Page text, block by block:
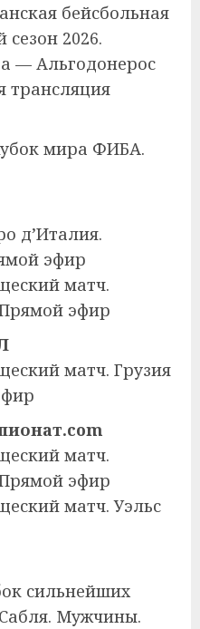
бейсбольная
сезон 2026.
— Альгодонерос
трансляция
мира ФИБА.
д’Италия.
эфир
матч.
эфир
матч. Грузия
матч.
эфир
матч. Уэльс
сильнейших
Мужчины.